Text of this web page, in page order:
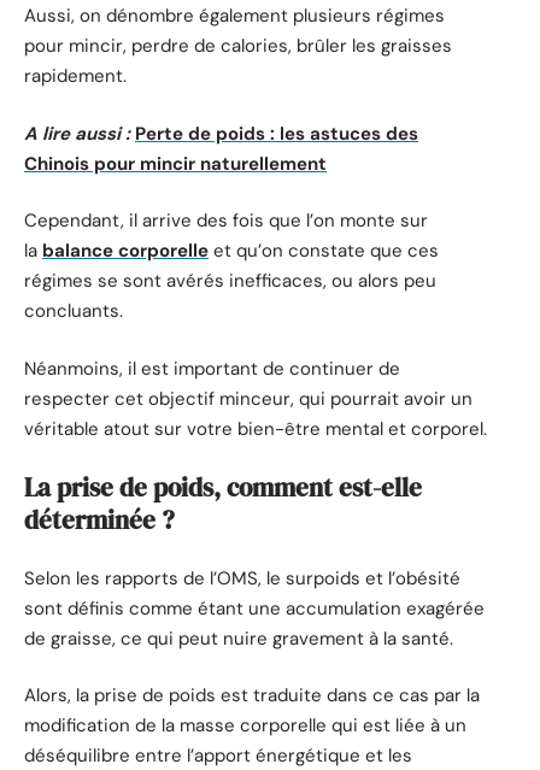
Aussi, on dénombre également plusieurs régimes
pour mincir, perdre de calories, brûler les graisses
rapidement.
A lire aussi : Perte de poids : les astuces des
Chinois pour mincir naturellement
Cependant, il arrive des fois que l’on monte sur
la balance corporelle et qu’on constate que ces
régimes se sont avérés inefficaces, ou alors peu
concluants.
Néanmoins, il est important de continuer de
respecter cet objectif minceur, qui pourrait avoir un
véritable atout sur votre bien-être mental et corporel.
La prise de poids, comment est-elle
déterminée ?
Selon les rapports de l’OMS, le surpoids et l’obésité
sont définis comme étant une accumulation exagérée
de graisse, ce qui peut nuire gravement à la santé.
Alors, la prise de poids est traduite dans ce cas par la
modification de la masse corporelle qui est liée à un
déséquilibre entre l’apport énergétique et les